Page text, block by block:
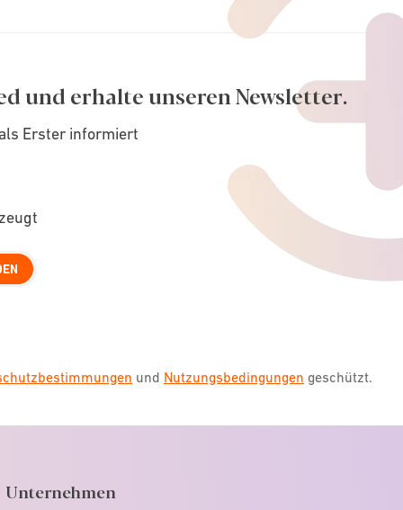
und erhalte unseren Newsletter.
Erster informiert
und Nutzungsbedingungen geschützt.
Unternehmen